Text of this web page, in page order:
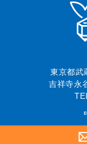
東京都武
吉祥寺永
©